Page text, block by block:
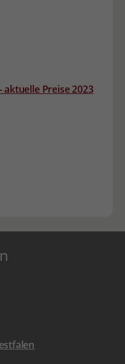
Preise 2023